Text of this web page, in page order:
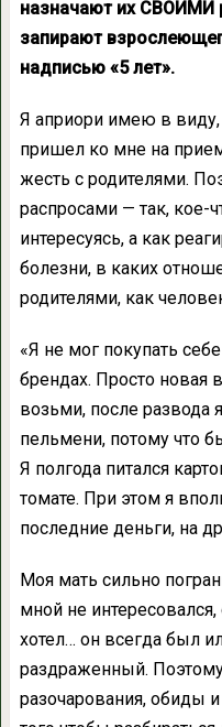
назначают их СВОИМИ
запирают
надписью «5 лет».
Я априори имею в виду,
пришел ко мне на
жесть с родителями.
распросами — так, кое-
интересуясь, а как
болезни, в каких
родителями, как
«Я не мог покупать
брендах. Просто новая
возьми, после развода
пельмени, потому что
Я полгода питался
томате. При этом я
последние деньги, на
Моя мать сильно
мной не
хотел… он всегда был
раздраженный.
разочарования, обиды